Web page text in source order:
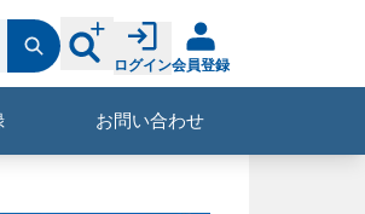
ログイン会員登録
お問い合わせ